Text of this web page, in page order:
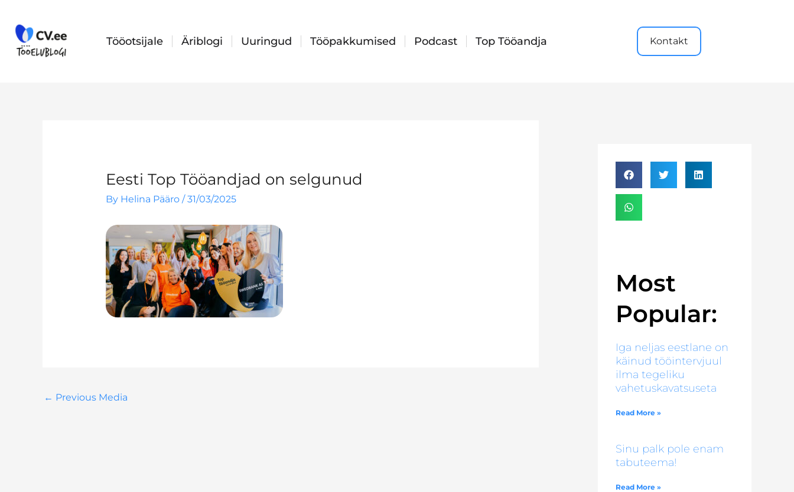
content
Tööotsijale Äriblogi Uuringud Tööpakkumised Podcast Top Tööandja Kontakt
Eesti Top Tööandjad on selgunud
By Helina Pääro /31/03/2025
← Previous Media
Most
Popular:
Iga neljas eestlane on
käinud tööintervjuul
ilma tegeliku
vahetuskavatsuseta
Read More »
Sinu palk pole enam
tabuteema!
Read More »